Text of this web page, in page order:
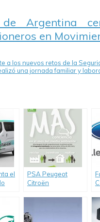
Argentina
en
a los nuevos retos de la
una jornada familiar y
el
PSA Peugeot
Citroën